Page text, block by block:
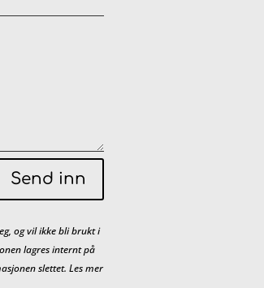
Send inn
og vil ikke bli brukt i
lagres internt på
slettet. Les mer